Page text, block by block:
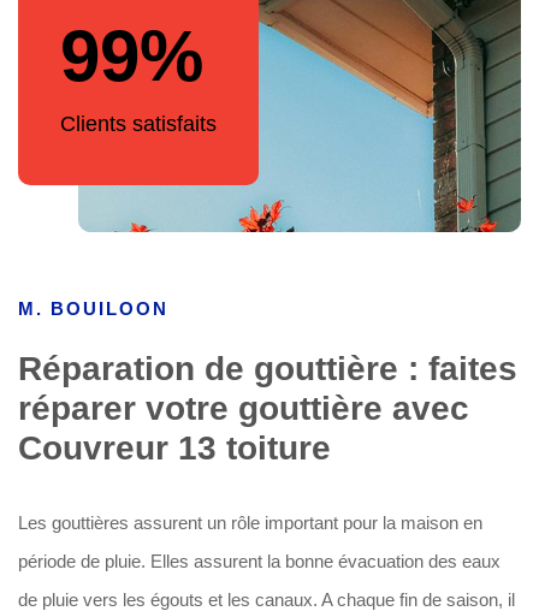
99%
Clients satisfaits
M. BOUILOON
Réparation de gouttière : faites
réparer votre gouttière avec
Couvreur 13 toiture
Les gouttières assurent un rôle important pour la maison en
période de pluie. Elles assurent la bonne évacuation des eaux
de pluie vers les égouts et les canaux. A chaque fin de saison, il